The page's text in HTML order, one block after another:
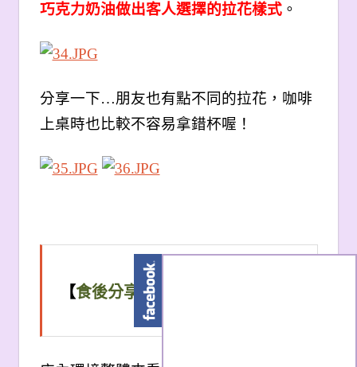
巧克力奶油做出客人選擇的拉花樣式。
分享一下…朋友也有點不同的拉花，咖啡
上桌時也比較不容易拿錯杯喔！
【食後分享 】